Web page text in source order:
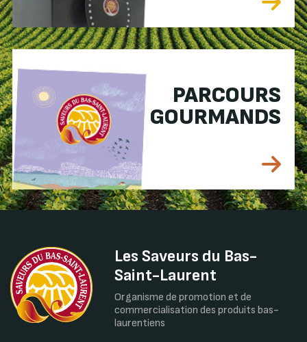
PARCOURS
GOURMANDS
Les Saveurs du Bas-
Saint-Laurent
Organisme de promotion et de
commercialisation des produits bas-
laurentiens